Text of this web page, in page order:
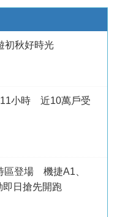
初秋好時光
小時 近10萬戶受
區登場 機捷A1、
日搶先開跑